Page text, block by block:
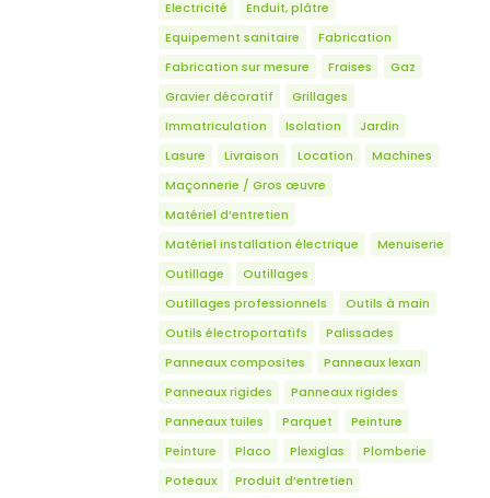
Electricité
Enduit, plâtre
Equipement sanitaire
Fabrication
Fabrication sur mesure
Fraises
Gaz
Gravier décoratif
Grillages
Immatriculation
Isolation
Jardin
Lasure
Livraison Location
Machines
Maçonnerie / Gros œuvre
Matériel d’entretien
Matériel installation électrique
Menuiserie
Outillage
Outillages
Outillages professionnels
Outils à main
Outils électroportatifs
Palissades
Panneaux composites
Panneaux lexan
Panneaux rigides
Panneaux rigides
Panneaux tuiles
Parquet
Peinture
Peinture
Placo Plexiglas
Plomberie
Poteaux
Produit d’entretien